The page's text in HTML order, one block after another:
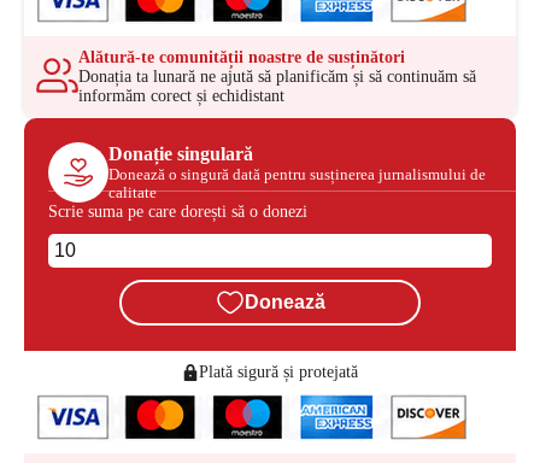
Alătură-te comunității noastre de susținători
Donația ta lunară ne ajută să planificăm și să continuăm să
informăm corect și echidistant
Donație singulară
Donează o singură dată pentru susținerea jurnalismului de
calitate
Scrie suma pe care dorești să o donezi
Donează
Plată sigură și protejată